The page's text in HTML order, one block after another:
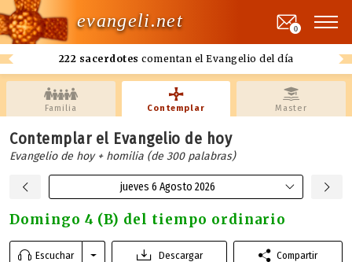
evangeli.net
222 sacerdotes comentan el Evangelio del día
0
Familia Contemplar Master
Contemplar el Evangelio de hoy
Evangelio de hoy + homilia (de 300 palabras)
jueves 6 Agosto 2026
Domingo 4 (B) del tiempo ordinario
Escuchar Descargar Compartir